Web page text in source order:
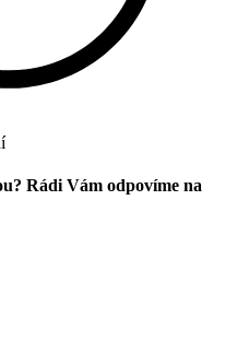
Rádi Vám odpovíme na